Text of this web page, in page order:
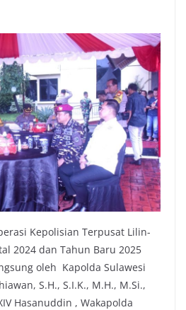
Kepolisian Terpusat Lilin-
2024 dan Tahun Baru 2025
oleh Kapolda Sulawesi
S.H., S.I.K., M.H., M.Si.,
Hasanuddin , Wakapolda